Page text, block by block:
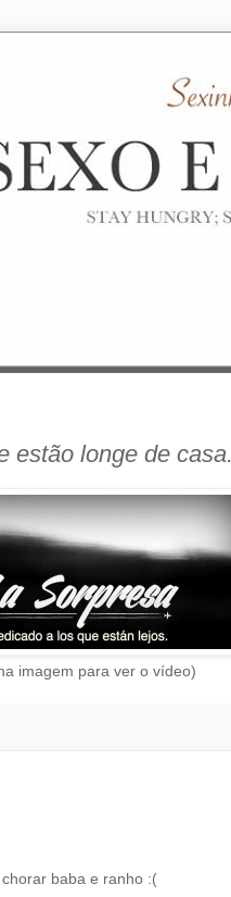
estão longe de casa.
imagem para ver o vídeo)
baba e ranho :(